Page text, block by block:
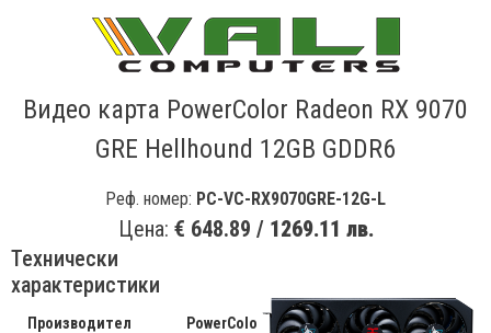
Видео карта PowerColor Radeon RX 9070
GRE Hellhound 12GB GDDR6
Реф. номер: PC-VC-RX9070GRE-12G-L
Цена: € 648.89 / 1269.11 лв.
Технически
характеристики
Производител
PowerColor